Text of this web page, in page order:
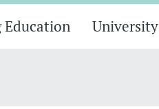
University